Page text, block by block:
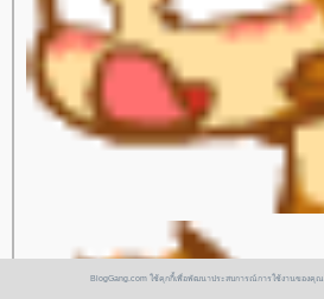
BlogGang.com ใช้คุกกี้เพื่อพัฒนาประสบการณ์การใช้งานของคุณ